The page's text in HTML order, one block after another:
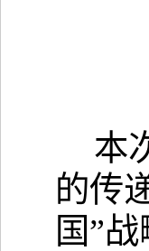
本
的传
国”